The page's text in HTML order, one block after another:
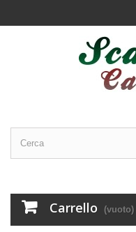
Carrello (vuoto)